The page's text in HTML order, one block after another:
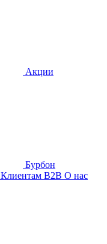
Акции
Бурбон
Клиентам B2B О нас